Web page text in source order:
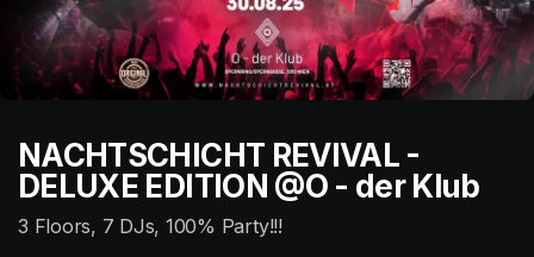
NACHTSCHICHT REVIVAL -
DELUXE EDITION @O - der Klub
3 Floors, 7 DJs, 100% Party!!!